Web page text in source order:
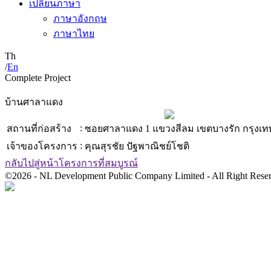
เปลี่ยนภาษา
ภาษาอังกฤษ
ภาษาไทย
Th
/En
Complete Project
บ้านศาลาแดง
สถานที่ก่อสร้าง : ซอยศาลาแดง 1 แขวงสีลม เขตบางรัก กรุงเ
เจ้าของโครงการ : คุณสุรชัย ปัฐพาณิชย์โชติ
กลับไปสู่หน้าโครงการที่สมบูรณ์
©2026 - NL Development Public Company Limited - All Right